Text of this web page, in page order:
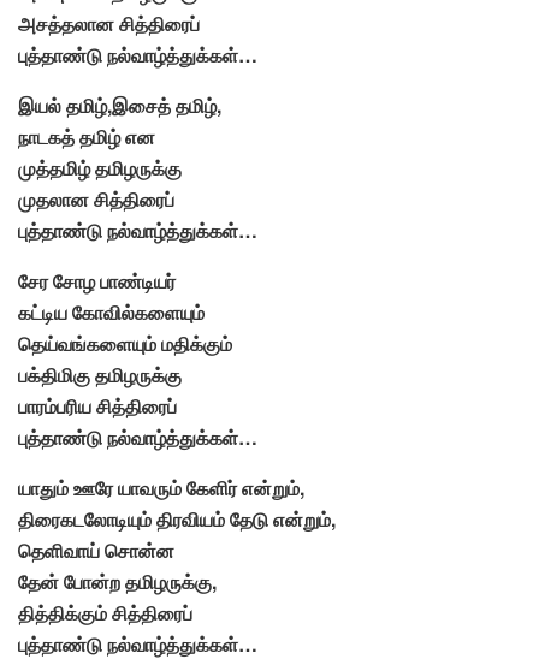
அசத்தலான சித்திரைப்
புத்தாண்டு நல்வாழ்த்துக்கள்…
இயல் தமிழ்,இசைத் தமிழ்,
நாடகத் தமிழ் என
முத்தமிழ் தமிழருக்கு
முதலான சித்திரைப்
புத்தாண்டு நல்வாழ்த்துக்கள்…
சேர சோழ பாண்டியர்
கட்டிய கோவில்களையும்
தெய்வங்களையும் மதிக்கும்
பக்திமிகு தமிழருக்கு
பாரம்பரிய சித்திரைப்
புத்தாண்டு நல்வாழ்த்துக்கள்…
யாதும் ஊரே யாவரும் கேளிர் என்றும்,
திரைகடலோடியும் திரவியம் தேடு என்றும்,
தெளிவாய் சொன்ன
தேன் போன்ற தமிழருக்கு,
தித்திக்கும் சித்திரைப்
புத்தாண்டு நல்வாழ்த்துக்கள்…